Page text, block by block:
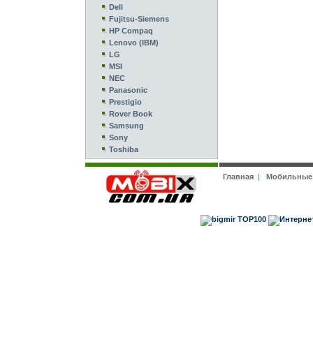
Dell
Fujitsu-Siemens
HP Compaq
Lenovo (IBM)
LG
MSI
NEC
Panasonic
Prestigio
Rover Book
Samsung
Sony
Toshiba
Главная|